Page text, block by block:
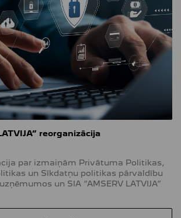
reorganizācija
par izmaiņām Privātuma Politikas,
un Sīkdatņu politikas pārvaldību
un SIA “AMSERV LATVIJA”